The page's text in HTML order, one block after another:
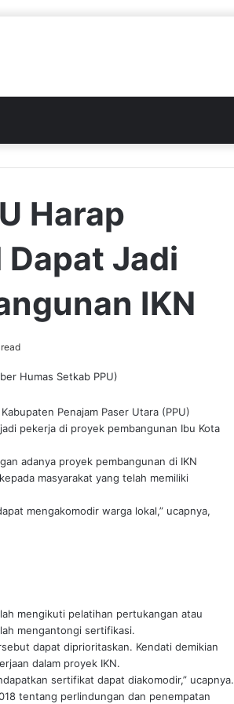
Harap
Jadi
IKN
Humas Setkab PPU)
Penajam Paser Utara (PPU)
pekerja di proyek pembangunan Ibu Kota
adanya proyek pembangunan di IKN
masyarakat yang telah memiliki
mengakomodir warga lokal,” ucapnya,
mengikuti pelatihan pertukangan atau
mengantongi sertifikasi.
dapat diprioritaskan. Kendati demikian
dalam proyek IKN.
sertifikat dapat diakomodir,” ucapnya.
tentang perlindungan dan penempatan